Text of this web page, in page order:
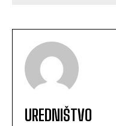
UREDNIŠTVO